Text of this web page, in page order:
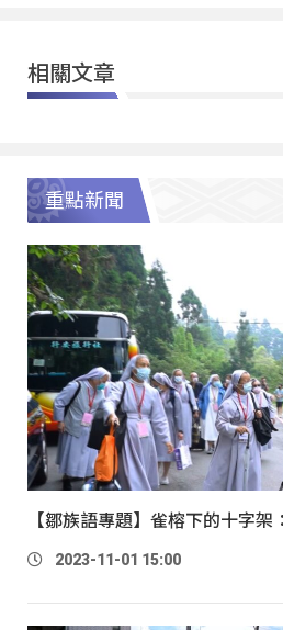
相關文章
重點新聞
【鄒族語專題】雀榕下的十字
2023-11-01 15:00